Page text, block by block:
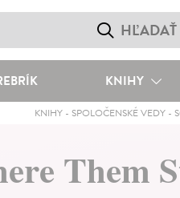
KNIHY
KNIHY - SPOLOČENSKÉ VEDY -
Them